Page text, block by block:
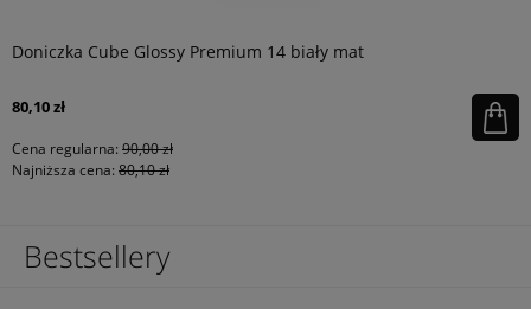
Doniczka Cube Glossy Premium 14 biały mat
80,10 zł
Cena regularna: 90,00 zł
Najniższa cena: 80,10 zł
Bestsellery